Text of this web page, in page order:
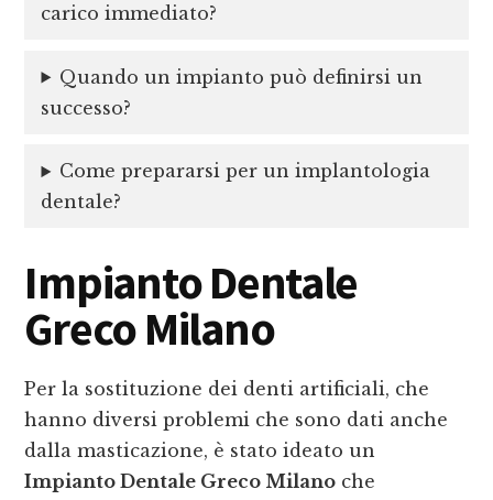
carico immediato?
Quando un impianto può definirsi un
successo?
Come prepararsi per un implantologia
dentale?
Impianto Dentale
Greco Milano
Per la sostituzione dei denti artificiali, che
hanno diversi problemi che sono dati anche
dalla masticazione, è stato ideato un
Impianto Dentale Greco Milano che